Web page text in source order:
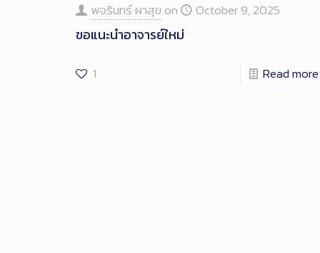
พจรินทร์ ผาสุข on October 9, 2025
ขอแนะนำอาจารย์ใหม่
1 Read more